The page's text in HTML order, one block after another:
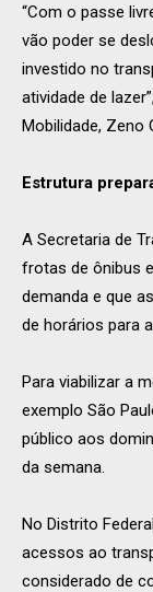
“Com o passe
vão poder se
investido no
atividade de
Mobilidade, Zeno
Estrutura
A Secretaria de
frotas de ônibus
demanda e que
de horários para
Para viabilizar a
exemplo São
público aos
da semana.
No Distrito
acessos ao
considerado de